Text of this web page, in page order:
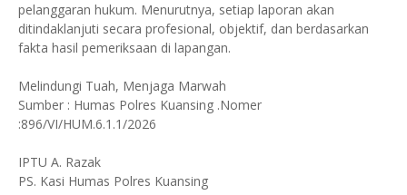
pelanggaran hukum. Menurutnya, setiap laporan akan
ditindaklanjuti secara profesional, objektif, dan berdasarkan
fakta hasil pemeriksaan di lapangan.
Melindungi Tuah, Menjaga Marwah
Sumber : Humas Polres Kuansing .Nomer
:896/VI/HUM.6.1.1/2026
IPTU A. Razak
PS. Kasi Humas Polres Kuansing